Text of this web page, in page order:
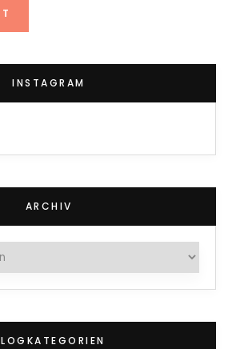
INSTAGRAM
ARCHIV